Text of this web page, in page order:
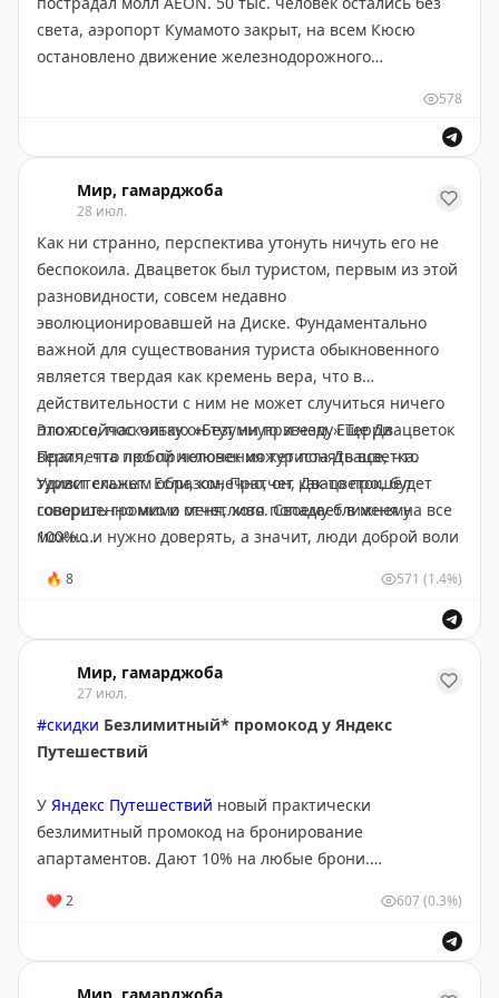
✈️ Гамарджоба в MAX
света, аэропорт Кумамото закрыт, на всем Кюсю
остановлено движение железнодорожного
При этом довольно характерно первое видео: хрупкое
на вид здание с обилием стекла очень сильно
шатается, но ничего с ним не происходит. Потому что
построено по современным стандартам.
578
Мир, гамарджоба
28 июл.
Как ни странно, перспектива утонуть ничуть его не
беспокоила. Двацветок был туристом, первым из этой
разновидности, совсем недавно
эволюционировавшей на Диске. Фундаментально
важной для существования туриста обыкновенного
является твердая как кремень вера, что в
действительности с ним не может случиться ничего
плохого, поскольку он тут ни при чем. Еще Двацветок
верил, что любой человек может понять все, что
турист скажет. Если, конечно, он, Двацветок, будет
говорить громко и отчетливо. Своему ближнему
можно и нужно доверять, а значит, люди доброй воли
действовать разумно.
Это я сейчас читаю «Безумную звезду» Терри
Пратчетта про приключения туриста Двацветка.
Удивительным образом, Пратчет как-то прошёл
совершенно мимо меня, хотя попадает в меня на все
100%.
✈️ Гамарджоба в MAX
🔥 8 571 (1.4%)
Мир, гамарджоба
27 июл.
#скидки Безлимитный* промокод у Яндекс
Путешествий
У Яндекс Путешествий новый практически
безлимитный промокод на бронирование
апартаментов. Дают 10% на любые брони.
забронировать на любые даты до 10 августа
включительно.
❤ 2 607(0.3%)